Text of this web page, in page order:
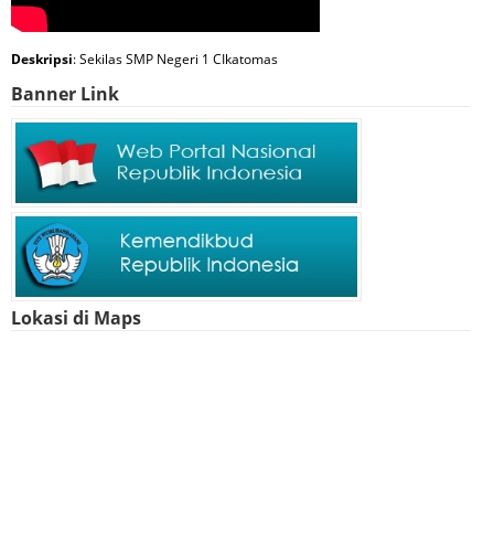
Deskripsi: Sekilas SMP Negeri 1 CIkatomas
Banner Link
Lokasi di Maps